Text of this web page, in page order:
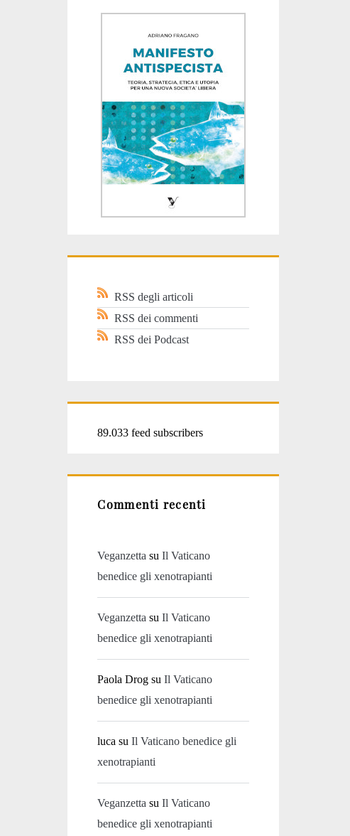
RSS degli articoli
RSS dei commenti
RSS dei Podcast
89.033 feed subscribers
Commenti recenti
Veganzetta suIl Vaticano
benedice gli xenotrapianti
Veganzetta suIl Vaticano
benedice gli xenotrapianti
Paola Drog suIl Vaticano
benedice gli xenotrapianti
luca suIl Vaticano benedice gli
xenotrapianti
Veganzetta suIl Vaticano
benedice gli xenotrapianti